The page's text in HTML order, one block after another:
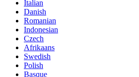
Italian
Danish
Romanian
Indonesian
Czech
Afrikaans
Swedish
Polish
Basque